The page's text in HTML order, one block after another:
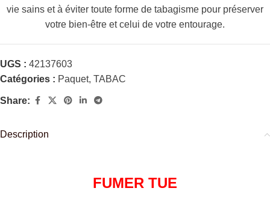
vie sains et à éviter toute forme de tabagisme pour préserver
votre bien-être et celui de votre entourage.
UGS : 42137603
Catégories : Paquet, TABAC
Share:
Description
FUMER TUE